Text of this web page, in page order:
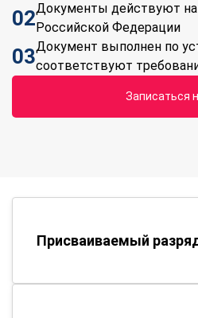
02Документы действуют на
Российской Федерации
03Документ выполнен по
соответствуют
Записаться
Присваиваемый